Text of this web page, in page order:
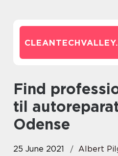
CLEANTECHVALLEY.
Find professionel hjælp
til
Odense
25 June 2021
Albert